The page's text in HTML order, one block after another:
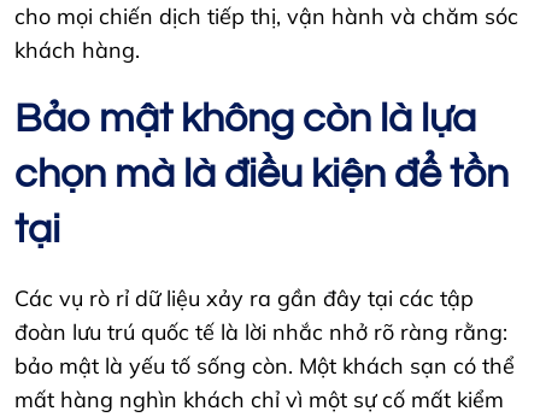
cho mọi chiến dịch tiếp thị, vận hành và chăm sóc
khách hàng.
Bảo mật không còn là lựa
chọn mà là điều kiện để tồn
tại
Các vụ rò rỉ dữ liệu xảy ra gần đây tại các tập
đoàn lưu trú quốc tế là lời nhắc nhở rõ ràng rằng:
bảo mật là yếu tố sống còn. Một khách sạn có thể
mất hàng nghìn khách chỉ vì một sự cố mất kiểm